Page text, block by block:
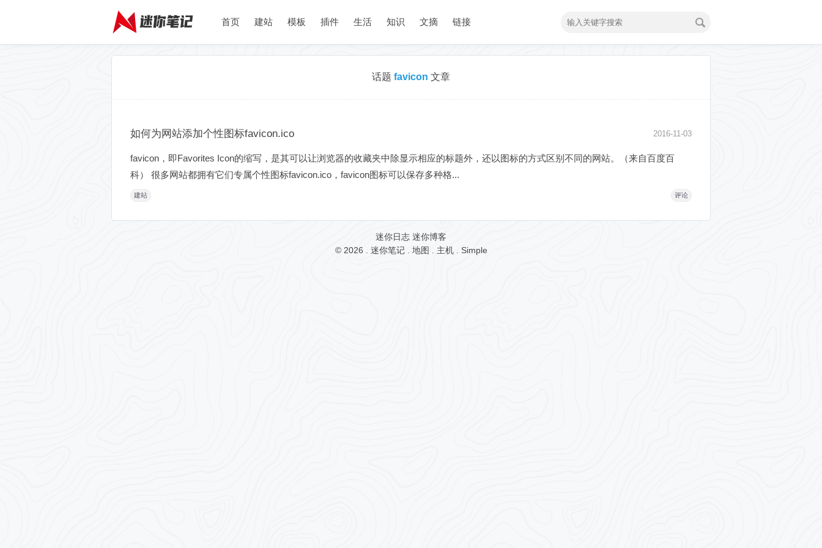
首页 建站 模板 插件 生活 知识 文摘 链接
话题 favicon 文章
如何为网站添加个性图标favicon.ico 2016-11-03
favicon，即Favorites Icon的缩写，是其可以让浏览器的收藏夹中除显示相应的标题外，还以图标的方式区别不同的网站。（来自百度百
科） 很多网站都拥有它们专属个性图标favicon.ico，favicon图标可以保存多种格...
建站 评论
迷你日志 迷你博客
© 2026 . 迷你笔记. 地图 主机. Simple